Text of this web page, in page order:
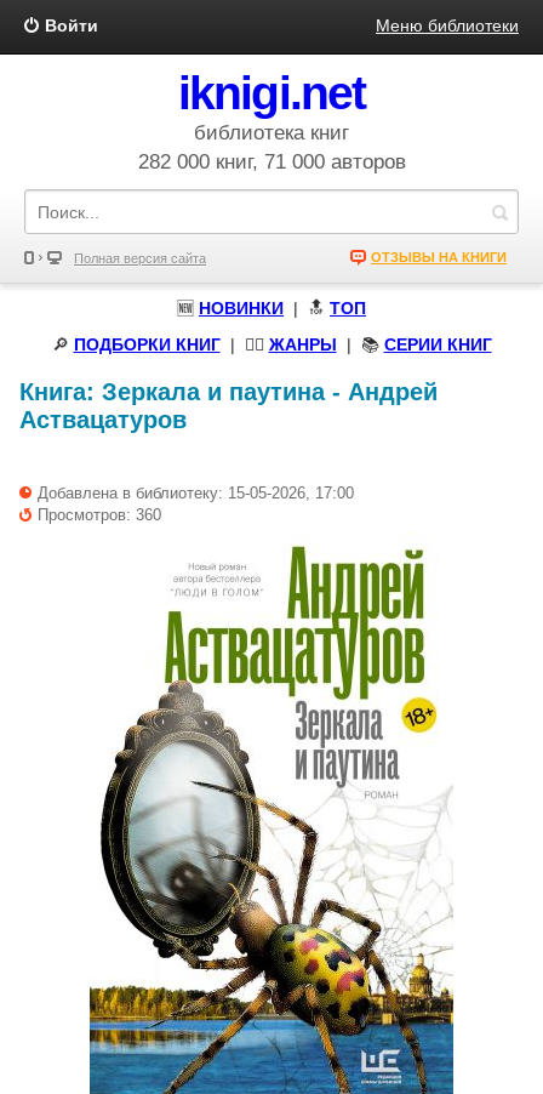
Войти Меню библиотеки
iknigi.net
библиотека книг
282 000 книг, 71 000 авторов
Полная версия сайта ОТЗЫВЫ НА КНИГИ
🆕 НОВИНКИ | 🔝 ТОП
🔎 ПОДБОРКИ КНИГ| 🧝‍♀️ ЖАНРЫ | 📚 СЕРИИ КНИГ
Книга: Зеркала и паутина- Андрей
Аствацатуров
Добавлена в библиотеку: 15-05-2026, 17:00
Просмотров: 360